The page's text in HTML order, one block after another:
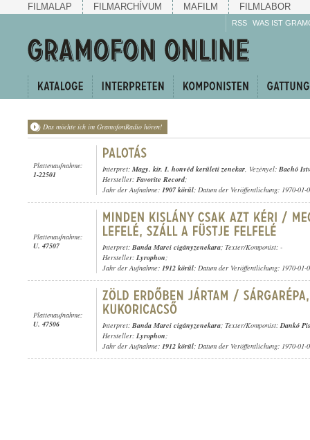
FILMALAP FILMARCHÍVUM MAFILM FILMLABOR
RSS WAS IST
Das möchte ich im GramofonRadio hören!
Plattenaufnahme:
1-22501
Interpret: Magy. kir. I. honvéd kerületi zenekar, Vezényel: Bachó
Hersteller: Favorite Record;
Jahr der Aufnahme: 1907 körül; Datum der Veröffentlichung: 1970-01-
Plattenaufnahme:
U. 47507
Interpret: Banda Marci cigányzenekara; Texter/Komponist: -
Hersteller: Lyrophon;
Jahr der Aufnahme: 1912 körül; Datum der Veröffentlichung: 1970-01-
Plattenaufnahme:
U. 47506
Interpret: Banda Marci cigányzenekara; Texter/Komponist:Dankó
Hersteller: Lyrophon;
Jahr der Aufnahme: 1912 körül; Datum der Veröffentlichung: 1970-01-